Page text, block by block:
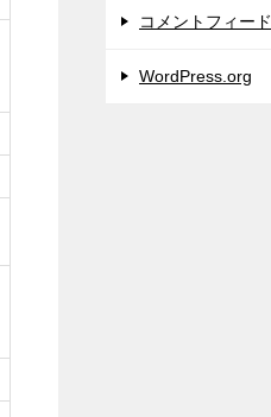
コメントフィード
WordPress.org